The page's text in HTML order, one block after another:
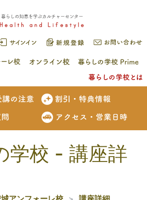
学校 - 講座詳